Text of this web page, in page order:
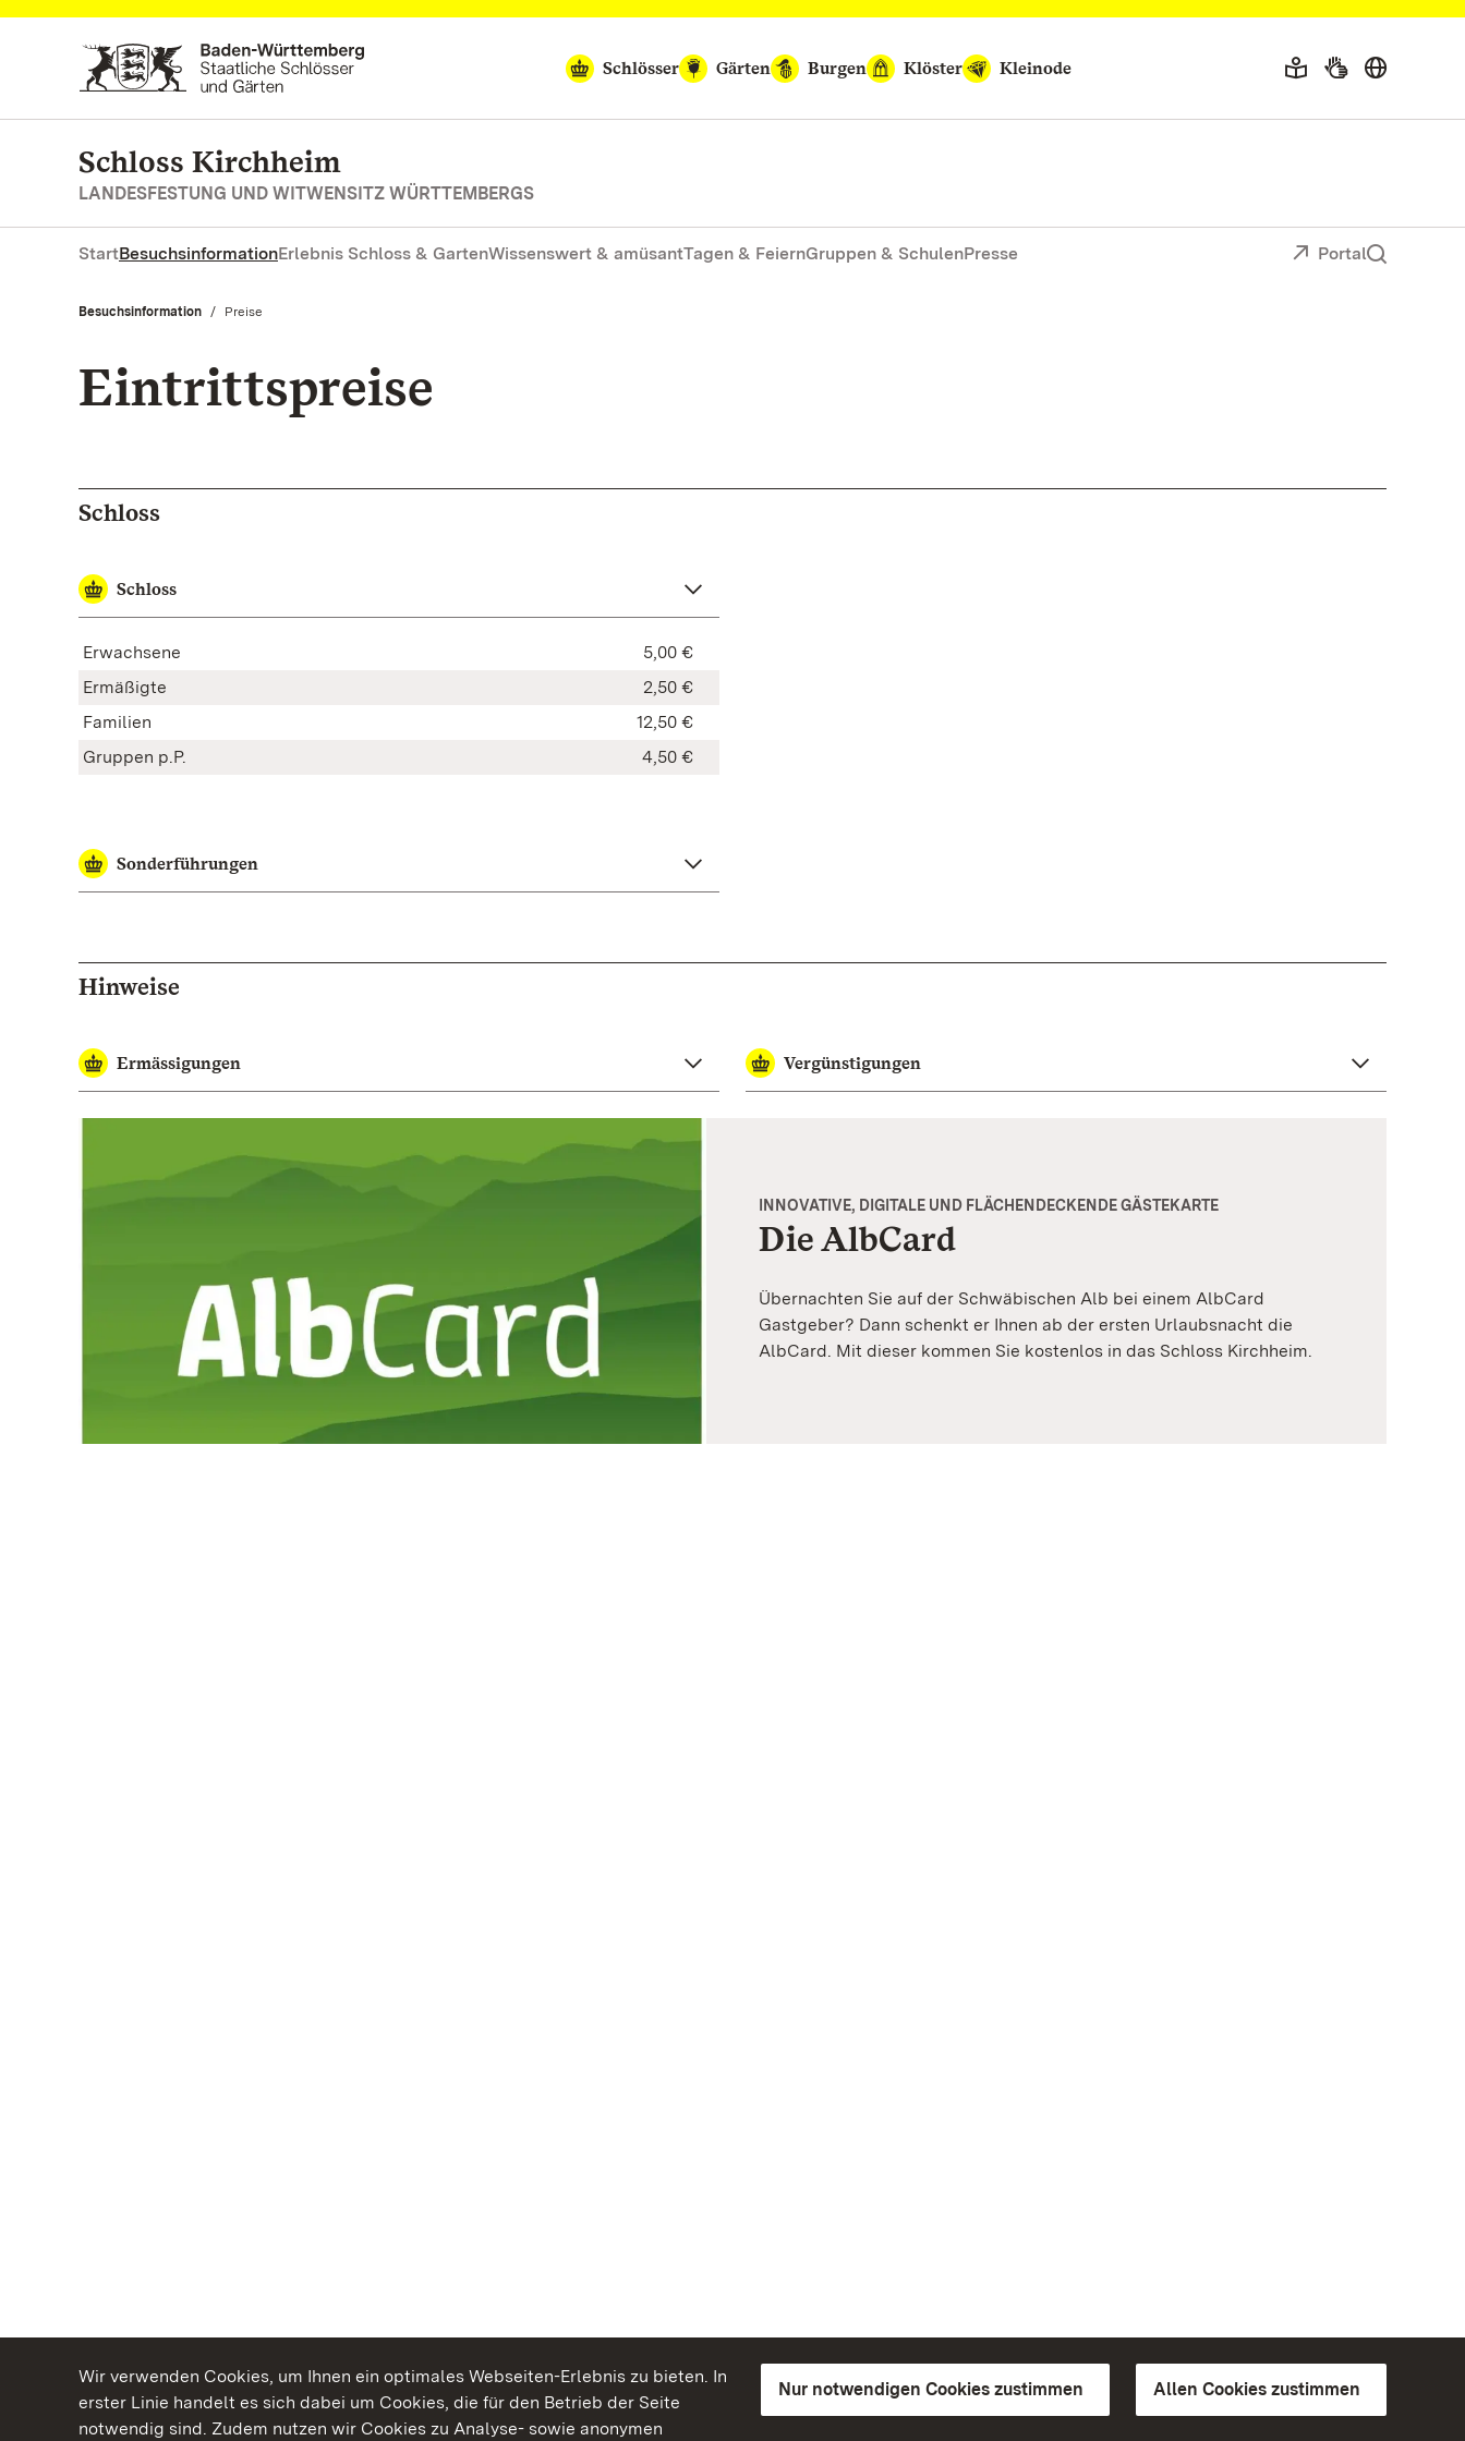
Wir verwenden Cookies, um Ihnen ein optimales Webseiten-Erlebnis zu bieten. In
erster Linie handelt es sich dabei um Cookies, die für den Betrieb der Seite
notwendig sind. Zudem nutzen wir Cookies zu Analyse- sowie anonymen
Nur notwendigen Cookies zustimmen Allen Cookies zustimmen
Zum Hauptinhalt springen
Schlösser
Gärten Burgen Klöster Kleinode
Schloss Kirchheim
LANDESFESTUNG UND WITWENSITZ WÜRTTEMBERGS
StartBesuchsinformationErlebnis Schloss & GartenWissenswert & amüsantTagen & FeiernGruppen & SchulenPresse Portal
Besuchsinformation Aktuell:
Preise
Eintrittspreise
Schloss
Schloss
Erwachsene
5,00 €
Ermäßigte
2,50 €
Familien
12,50 €
Gruppen p.P.
4,50 €
Sonderführungen
Hinweise
Ermässigungen Vergünstigungen
Die AlbCard
INNOVATIVE, DIGITALE UND FLÄCHENDECKENDE GÄSTEKARTE
Übernachten Sie auf der Schwäbischen Alb bei einem AlbCard
Gastgeber? Dann schenkt er Ihnen ab der ersten Urlaubsnacht die
AlbCard. Mit dieser kommen Sie kostenlos in das Schloss Kirchheim.